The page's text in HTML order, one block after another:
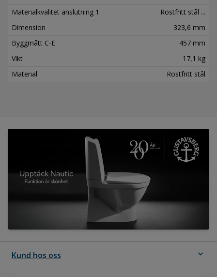
Materialkvalitet anslutning 1
Rostfritt stål ...
Dimension
323,6 mm
Byggmått C-E
457 mm
Vikt
17,1 kg
Material
Rostfritt stål
Kund hos oss expand_more